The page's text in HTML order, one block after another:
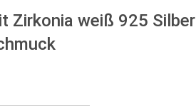
Zirkonia weiß 925 Silber